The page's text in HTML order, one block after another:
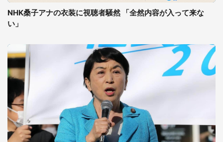
NHK桑子アナの衣装に視聴者騒然 「全然内容が入って来な
い」